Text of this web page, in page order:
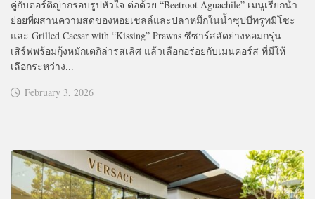
คู่กับตอร์ติญ่ากรอบรูปหัวใจ ต่อด้วย “Beetroot Aguachile” เมนูเรียกน้ำ
ย่อยที่ผสานความสดของหอยเชลล์และปลาหมึกในน้ำซุปบีทรูทมิโซะ
และ Grilled Caesar with “Kissing” Prawns ซีซาร์สลัดย่างหอมกรุ่น
เสิร์ฟพร้อมกุ้งหมักเตกิล่ารสเลิศ แล้วเลือกอร่อยกับเมนคอร์ส ที่มีให้
เลือกระหว่าง...
February 3, 2026